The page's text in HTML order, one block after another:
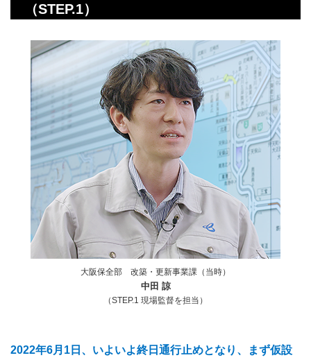
（STEP.1）
大阪保全部 改築・更新事業課（当時）
中田 諒
（STEP.1 現場監督を担当）
2022年6月1日、いよいよ終日通行止めとなり、まず仮設